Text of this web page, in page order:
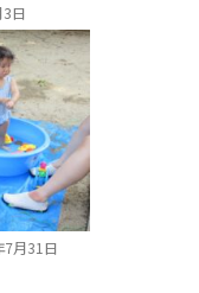
日
7月31日